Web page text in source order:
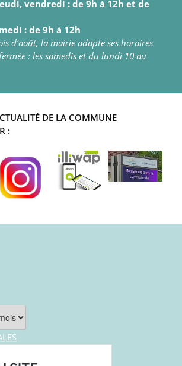
vendredi : de 9h à 12h et de
: de 9h à 12h
d’août, la mairie adapte ses horaires
: les samedis et du lundi 10 au
DE LA COMMUNE
: